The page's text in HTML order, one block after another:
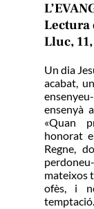
Lectura
Lluc,
Un dia
acabat,
ensenyà
«Quan
honorat
Regne,
mateixos
ofès, i